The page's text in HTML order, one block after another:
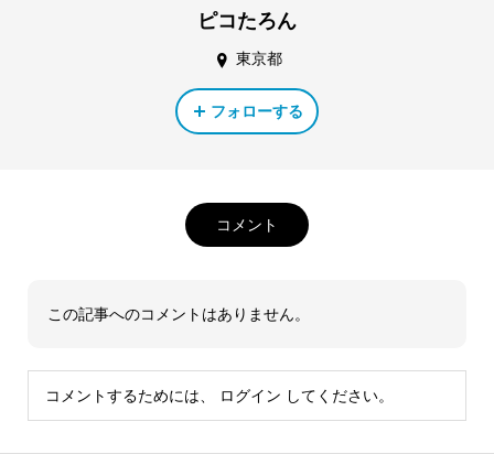
ピコたろん
東京都
フォローする
コメント
この記事へのコメントはありません。
コメントするためには、 ログイン してください。